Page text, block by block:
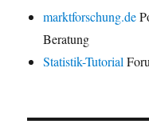
marktforschung.de
Beratung
Statistik-Tutorial